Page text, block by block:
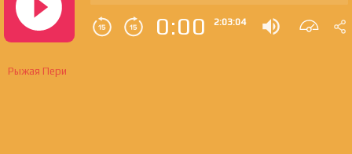
0:00 2:03:04
Рыжая Пери